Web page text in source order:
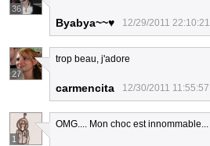
36
Byabya~~♥ 12/29/2011 22:10:21
27
trop beau, j'adore
carmencita 12/30/2011 11:55:57
1
OMG.... Mon choc est innommable...